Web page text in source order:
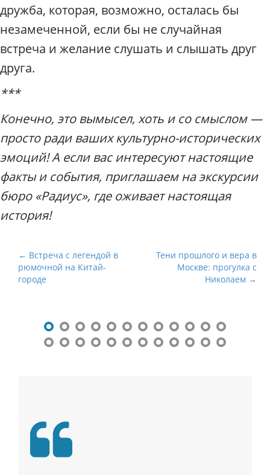
дружба, которая, возможно, осталась бы
незамеченной, если бы не случайная
встреча и желание слушать и слышать друг
друга.
***
Конечно, это вымысел, хоть и со смыслом —
просто ради ваших культурно-исторических
эмоций! А если вас интересуют настоящие
факты и события, приглашаем на экскурсии
бюро «Радиус», где оживает настоящая
история!
Н
а
в
← Встреча с легендой в
рюмочной на Китай-
городе
Тени прошлого и вера в
Москве: прогулка с
Николаем →